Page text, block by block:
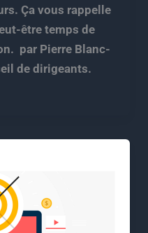
Ça vous rappelle
être temps de
par Pierre Blanc-
de dirigeants.